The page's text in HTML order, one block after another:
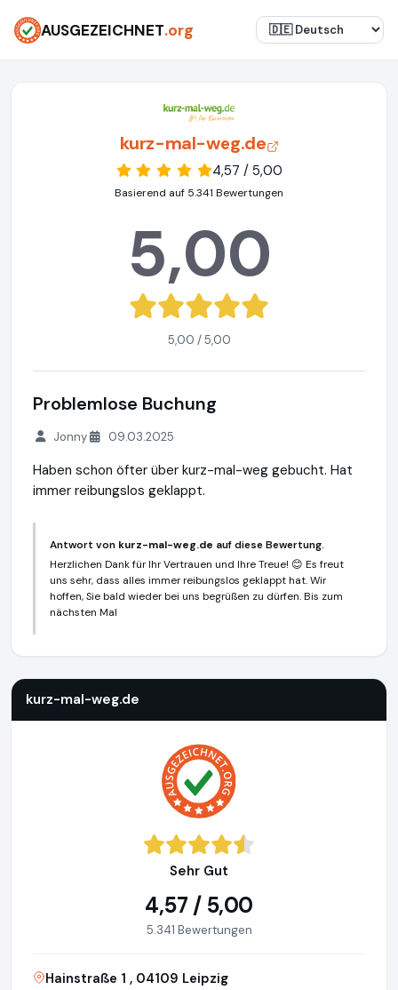
AUSGEZEICHNET.org
kurz-mal-weg.de
4,57 / 5,00
Basierend auf 5.341 Bewertungen
5,00
5,00 / 5,00
Problemlose Buchung
Jonny 09.03.2025
Haben schon öfter über kurz-mal-weg gebucht. Hat
immer reibungslos geklappt.
Antwort von kurz-mal-weg.de auf diese Bewertung.
Herzlichen Dank für Ihr Vertrauen und Ihre Treue! 😊 Es freut
uns sehr, dass alles immer reibungslos geklappt hat. Wir
hoffen, Sie bald wieder bei uns begrüßen zu dürfen. Bis zum
nächsten Mal
kurz-mal-weg.de
Sehr Gut
4,57 / 5,00
5.341 Bewertungen
Hainstraße 1 , 04109 Leipzig